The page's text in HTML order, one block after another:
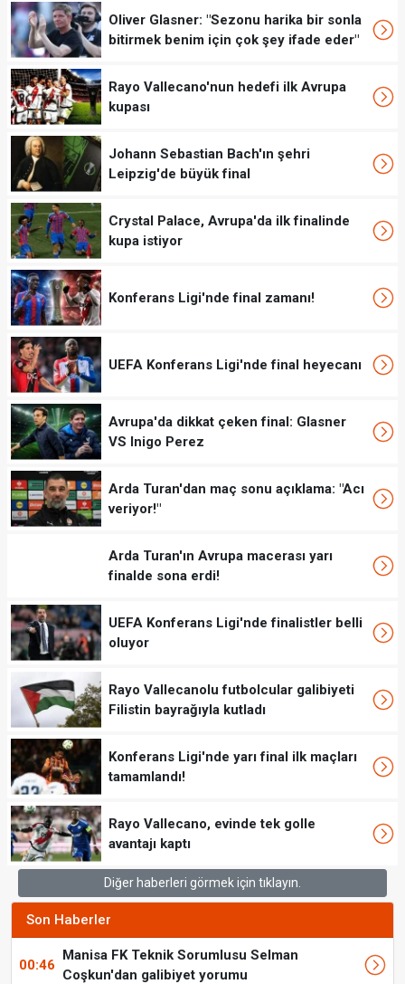
Oliver Glasner: "Sezonu harika bir sonla
bitirmek benim için çok şey ifade eder"
Rayo Vallecano'nun hedefi ilk Avrupa
kupası
Johann Sebastian Bach'ın şehri
Leipzig'de büyük final
Crystal Palace, Avrupa'da ilk finalinde
kupa istiyor
Konferans Ligi'nde final zamanı!
UEFA Konferans Ligi'nde final heyecanı
Avrupa'da dikkat çeken final: Glasner
VS Inigo Perez
Arda Turan'dan maç sonu açıklama: "Acı
veriyor!"
Arda Turan'ın Avrupa macerası yarı
finalde sona erdi!
UEFA Konferans Ligi'nde finalistler belli
oluyor
Rayo Vallecanolu futbolcular galibiyeti
Filistin bayrağıyla kutladı
Konferans Ligi'nde yarı final ilk maçları
tamamlandı!
Rayo Vallecano, evinde tek golle
avantajı kaptı
Diğer haberleri görmek için tıklayın.
Son Haberler
00:46
Manisa FK Teknik Sorumlusu Selman
Coşkun'dan galibiyet yorumu